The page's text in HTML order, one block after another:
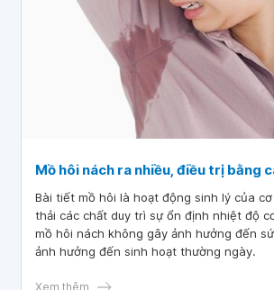
Mồ hôi nách ra nhiều, điều trị bằng
Bài tiết mồ hôi là hoạt động sinh lý của
thải các chất duy trì sự ổn định nhiệt độ
mồ hôi nách không gây ảnh hưởng đến
ảnh hưởng đến sinh hoạt thường ngày.
Xem thêm